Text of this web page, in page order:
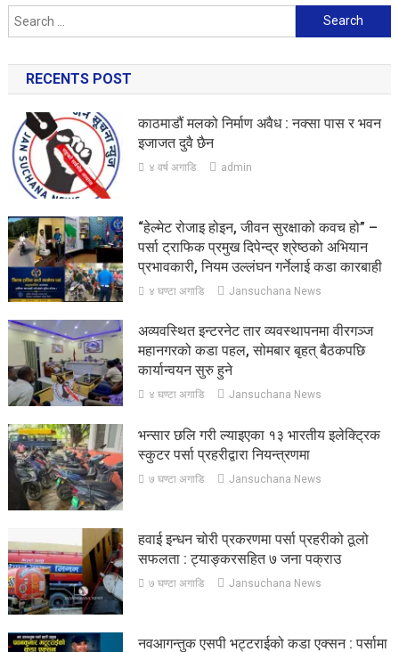
Search
for:
RECENTS POST
काठमाडौं मलको निर्माण अवैध : नक्सा पास र भवन
इजाजत दुवै छैन
४ वर्ष अगाडि admin
“हेल्मेट रोजाइ होइन, जीवन सुरक्षाको कवच हो” –
पर्सा ट्राफिक प्रमुख दिपेन्द्र श्रेष्ठको अभियान
प्रभावकारी, नियम उल्लंघन गर्नेलाई कडा कारबाही
४ घण्टा अगाडि Jansuchana News
अव्यवस्थित इन्टरनेट तार व्यवस्थापनमा वीरगञ्ज
महानगरको कडा पहल, सोमबार बृहत् बैठकपछि
कार्यान्वयन सुरु हुने
४ घण्टा अगाडि Jansuchana News
भन्सार छलि गरी ल्याइएका १३ भारतीय इलेक्ट्रिक
स्कुटर पर्सा प्रहरीद्वारा नियन्त्रणमा
७ घण्टा अगाडि Jansuchana News
हवाई इन्धन चोरी प्रकरणमा पर्सा प्रहरीको ठूलो
सफलता : ट्याङ्करसहित ७ जना पक्राउ
७ घण्टा अगाडि Jansuchana News
नवआगन्तुक एसपी भट्टराईको कडा एक्सन : पर्सामा